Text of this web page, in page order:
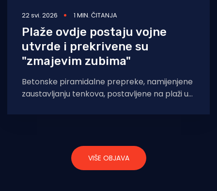
22 svi. 2026 1 MIN. ČITANJA
Plaže ovdje postaju vojne
utvrde i prekrivene su
"zmajevim zubima"
Betonske piramidalne prepreke, namijenjene
zaustavljanju tenkova, postavljene na plaži u
nazivali "
VIŠE OBJAVA